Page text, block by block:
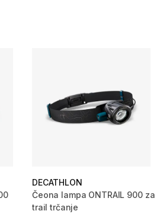
DECATHLON
Čeona lampa ONTRAIL 900 za
trail trčanje